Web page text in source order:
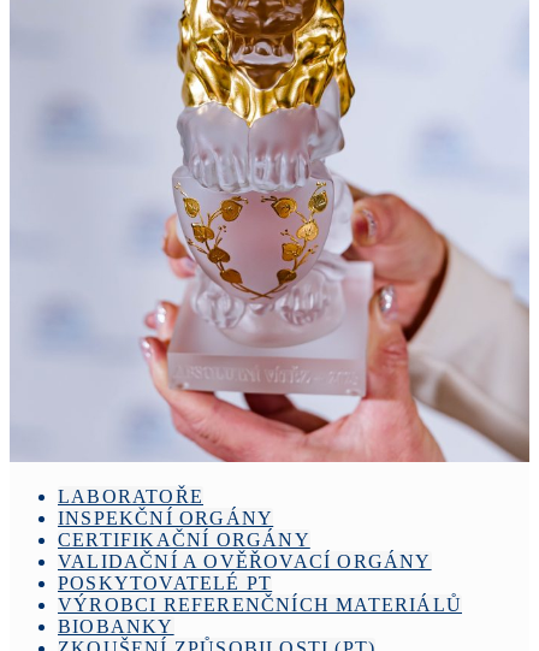
LABORATOŘE
INSPEKČNÍ ORGÁNY
CERTIFIKAČNÍ ORGÁNY
VALIDAČNÍ A OVĚŘOVACÍ ORGÁNY
POSKYTOVATELÉ PT
VÝROBCI REFERENČNÍCH MATERIÁLŮ
BIOBANKY